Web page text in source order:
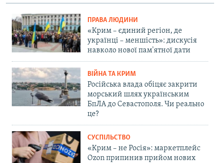
ПРАВА ЛЮДИНИ
«Крим – єдиний регіон, де
українці – меншість»: дискусія
навколо нової пам'ятної дати
ВІЙНА ТА КРИМ
Російська влада обіцяє закрити
морський шлях українським
БпЛА до Севастополя. Чи реально
це?
СУСПІЛЬСТВО
«Крим – не Росія»: маркетплейс
Ozon припинив прийом нових